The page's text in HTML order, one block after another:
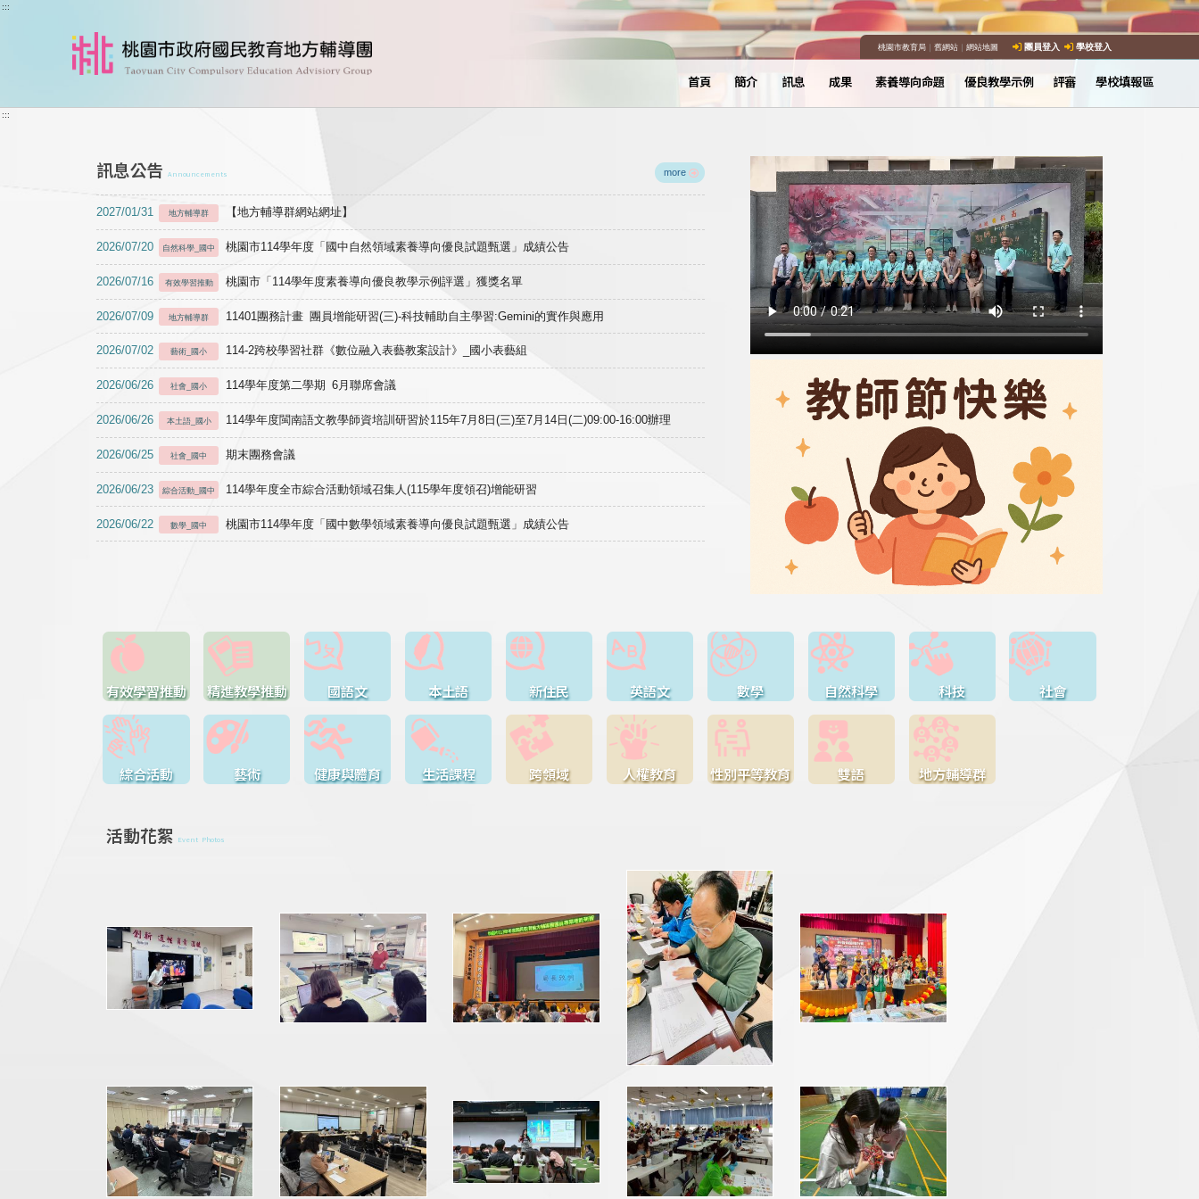
跳到主要內容
:::
桃園市教育局｜ 舊網站｜ 網站地圖 團員登入 學校登入
首頁 簡介 訊息 成果 素養導向命題 優良教學示例 評審 學校填報區
:::
訊息公告 Announcements more
2027/01/31 地方輔導群 【地方輔導群網站網址】
2026/07/20 自然科學_國中 桃園市114學年度「國中自然領域素養導向優良試題甄選」成績公告
2026/07/16 有效學習推動 桃園市「114學年度素養導向優良教學示例評選」獲獎名單
2026/07/09 地方輔導群 11401團務計畫 團員增能研習(三)-科技輔助自主學習:Gemini的實作與應用
2026/07/02 藝術_國小 114-2跨校學習社群《數位融入表藝教案設計》_國小表藝組
2026/06/26 社會_國小 114學年度第二學期 6月聯席會議
2026/06/26 本土語_國小 114學年度閩南語文教學師資培訓研習於115年7月8日(三)至7月14日(二)09:00-16:00辦理
2026/06/25 社會_國中 期末團務會議
2026/06/23 綜合活動_國中 114學年度全市綜合活動領域召集人(115學年度領召)增能研習
2026/06/22 數學_國中 桃園市114學年度「國中數學領域素養導向優良試題甄選」成績公告
有效學習推動 精進教學推動 國語文 本土語 新住民 英語文 數學 自然科學 科技 社會
綜合活動 藝術 健康與體育 生活課程 跨領域 人權教育 性別平等教育 雙語 地方輔導群
活動花絮 Event Photos